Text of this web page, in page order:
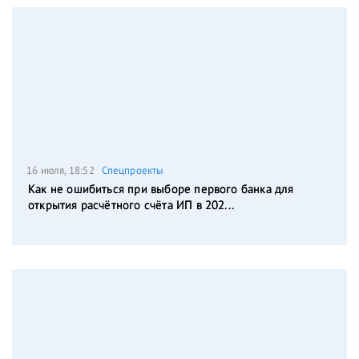
16 июля, 18:52 Спецпроекты
Как не ошибиться при выборе первого банка для
открытия расчётного счёта ИП в 202...